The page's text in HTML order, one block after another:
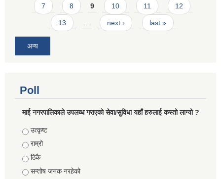
7 8 9 10 11 12
13 … next › last »
अन्य
Poll
माई नगरपालिकाले उपलब्ध गराएको सेवा/सुविधा यहाँ हरुलाई कस्तो लाग्यो ?
Choices
उत्कृष्ट
राम्रो
ठिकै
सन्तोष जनक नरहेको